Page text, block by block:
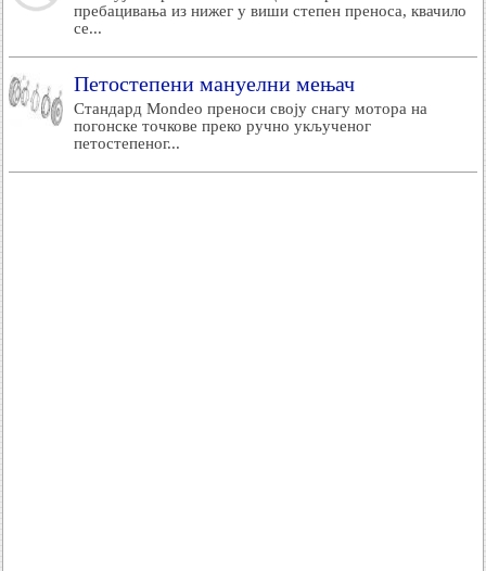
пребацивања из нижег у виши степен преноса, квачило
се...
Петостепени мануелни мењач
Стандард Mondeo преноси своју снагу мотора на
погонске точкове преко ручно укљученог
петостепеног...